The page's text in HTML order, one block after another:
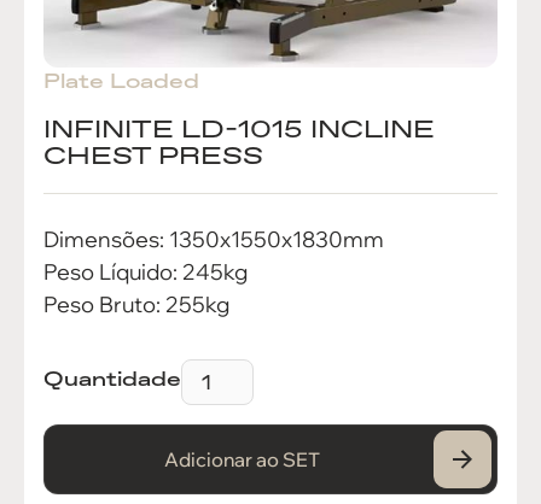
Plate Loaded
INFINITE LD-1015 INCLINE
CHEST PRESS
Dimensões: 1350x1550x1830mm
Peso Líquido: 245kg
Peso Bruto: 255kg
Quantidade
Adicionar ao SET